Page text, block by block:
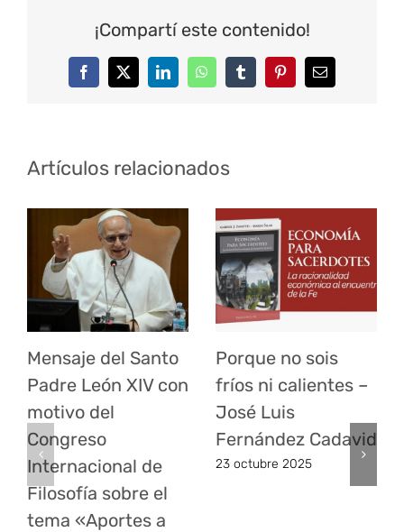
¡Compartí este contenido!
FacebookTwitterLinkedInWhatsAppTumblrPinterestCorreo
Artículos relacionados
Mensaje del Santo
Padre León XIV con
motivo del
Congreso
Internacional de
Filosofía sobre el
tema «Aportes a
Porque no sois
fríos ni calientes –
José Luis
Fernández Cadavid
23 octubre 2025